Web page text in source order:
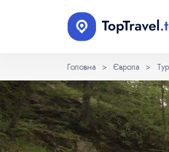
Головна > Європа >
Оберіть
EN